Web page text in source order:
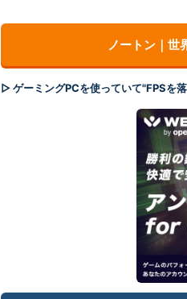
ノートン｜世
▷ ゲーミングPCを使っていて"FPSを